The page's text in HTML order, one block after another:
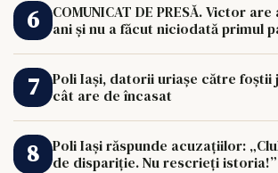
COMUNICAT DE PRESĂ. Victor
ani și nu a făcut niciodată primul
Poli Iași, datorii uriașe către foștii
cât are de încasat
Poli Iași răspunde acuzațiilor:
de dispariție. Nu rescrieți istoria!”